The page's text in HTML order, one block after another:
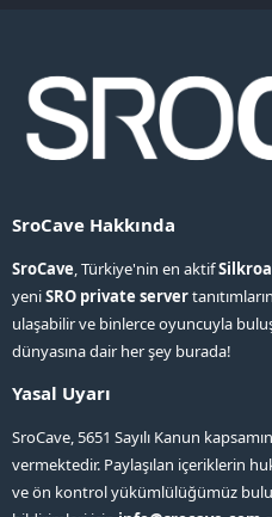
SroCave Hakkında
SroCave, Türkiye'nin en aktif
yeniSRO private server
ulaşabilir ve binlerce oyuncuyla
dünyasına dair her şey burada!
Yasal Uyarı
SroCave, 5651 Sayılı Kanun
vermektedir. Paylaşılan içeriklerin
ve ön kontrol yükümlülüğümüz